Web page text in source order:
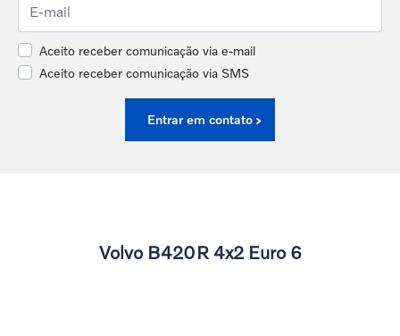
Aceito receber comunicação via e-mail
Aceito receber comunicação via SMS
Entrar em contato
Volvo B420R 4x2 Euro 6